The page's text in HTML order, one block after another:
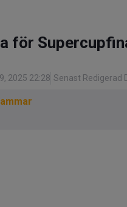
för
2025 22:28 Senast Redigerad